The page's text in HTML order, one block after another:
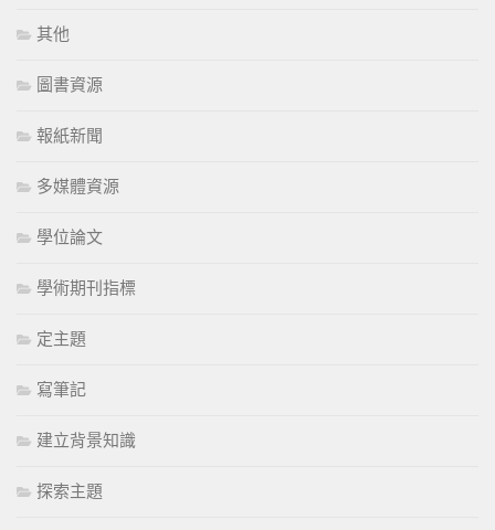
其他
圖書資源
報紙新聞
多媒體資源
學位論文
學術期刊指標
定主題
寫筆記
建立背景知識
探索主題